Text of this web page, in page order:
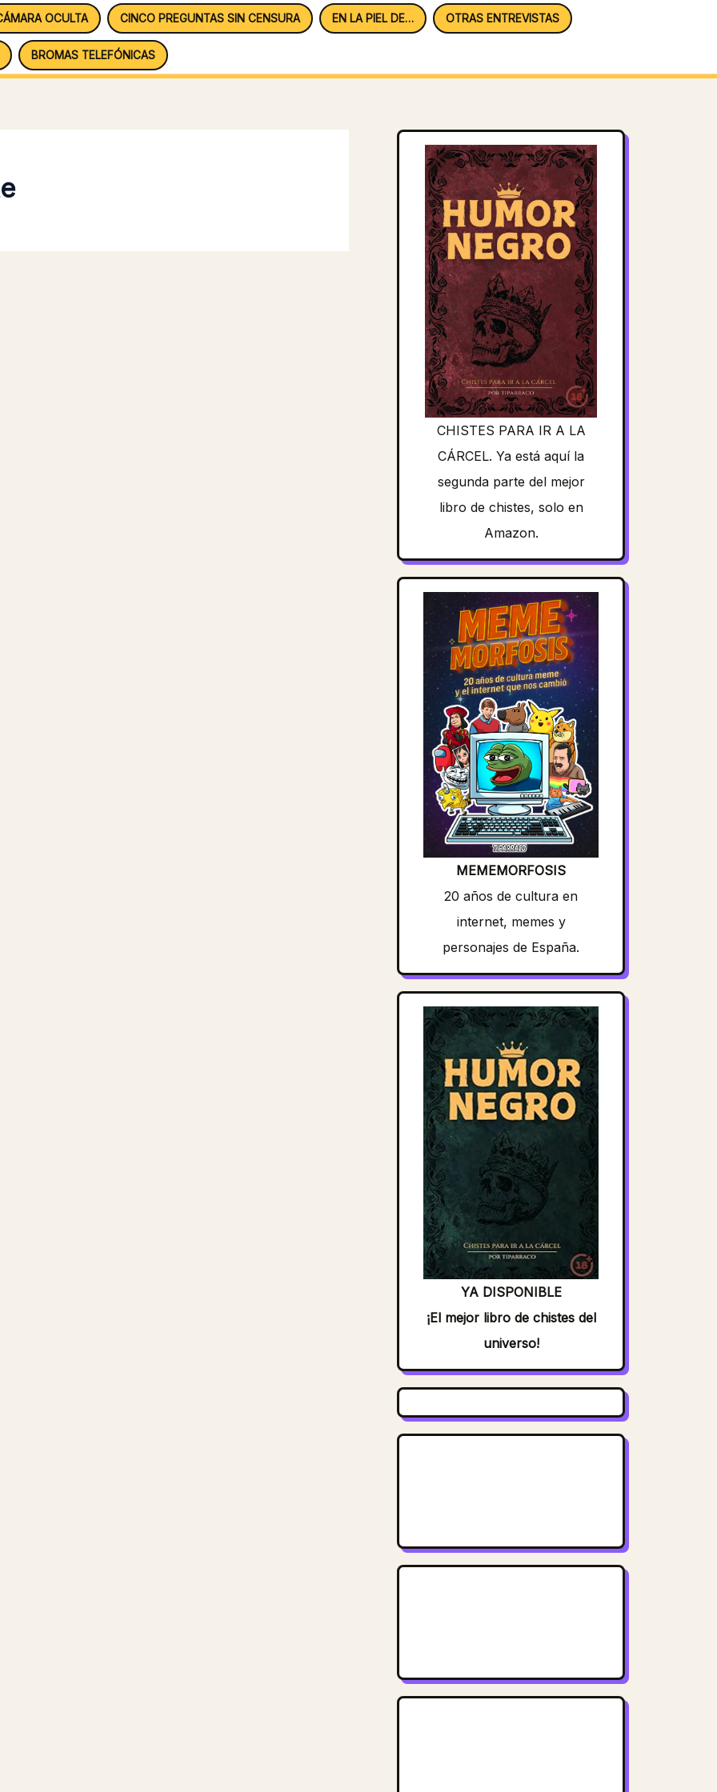
OCULTA CINCO PREGUNTAS SIN CENSURA EN LA PIEL DE… OTRAS ENTREVISTAS
BROMAS TELEFÓNICAS
CHISTES PARA IR A LA
CÁRCEL. Ya está aquí la
segunda parte del mejor
libro de chistes, solo en
Amazon.
MEMEMORFOSIS
20 años de cultura en
internet, memes y
personajes de España.
YA DISPONIBLE
¡El mejor libro de chistes del
universo!